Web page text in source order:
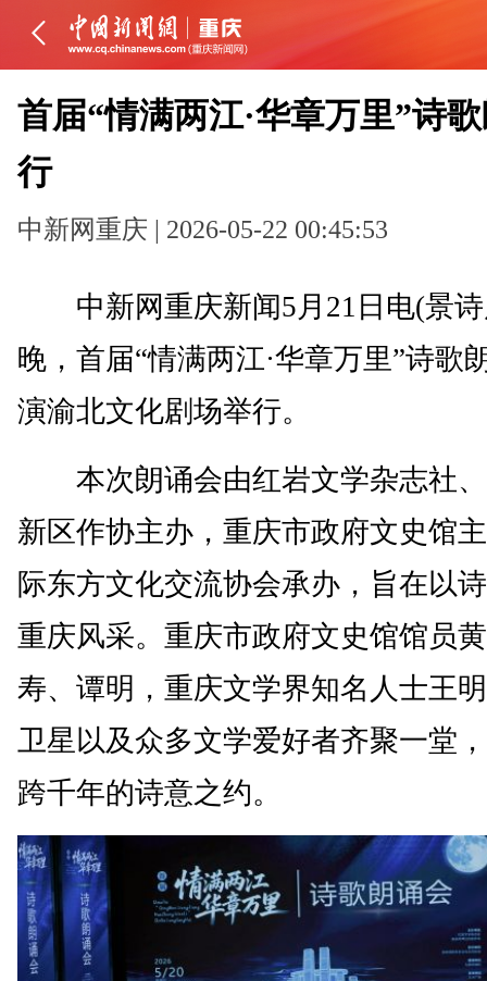
首届“情满两江·华章万里”诗
行
中新网重庆 | 2026-05-22 00:45:53
中新网重庆新闻5月21日电(景诗
晚，首届“情满两江·华章万里”诗歌
演渝北文化剧场举行。
本次朗诵会由红岩文学杂志社、
新区作协主办，重庆市政府文史馆
际东方文化交流协会承办，旨在以
重庆风采。重庆市政府文史馆馆员
寿、谭明，重庆文学界知名人士王
卫星以及众多文学爱好者齐聚一堂
跨千年的诗意之约。